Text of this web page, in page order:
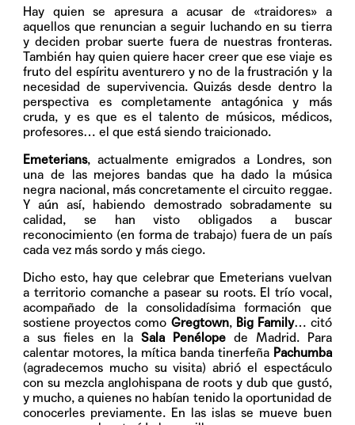
Hay quien se apresura a acusar de «traidores» a
aquellos que renuncian a seguir luchando en su tierra
y deciden probar suerte fuera de nuestras fronteras.
También hay quien quiere hacer creer que ese viaje es
fruto del espíritu aventurero y no de la frustración y la
necesidad de supervivencia. Quizás desde dentro la
perspectiva es completamente antagónica y más
cruda, y es que es el talento de músicos, médicos,
profesores… el que está siendo traicionado.
Emeterians, actualmente emigrados a Londres, son
una de las mejores bandas que ha dado la música
negra nacional, más concretamente el circuito reggae.
Y aún así, habiendo demostrado sobradamente su
calidad, se han visto obligados a buscar
reconocimiento (en forma de trabajo) fuera de un país
cada vez más sordo y más ciego.
Dicho esto, hay que celebrar que Emeterians vuelvan
a territorio comanche a pasear su roots. El trío vocal,
acompañado de la consolidadísima formación que
sostiene proyectos como Gregtown, Big Family… citó
a sus fieles en la Sala Penélopede Madrid. Para
calentar motores, la mítica banda tinerfeña Pachumba
(agradecemos mucho su visita) abrió el espectáculo
con su mezcla anglohispana de roots y dub que gustó,
y mucho, a quienes no habían tenido la oportunidad de
conocerles previamente. En las islas se mueve buen